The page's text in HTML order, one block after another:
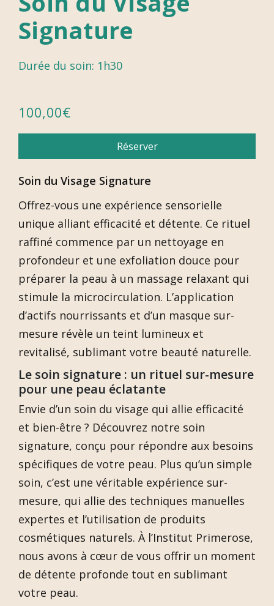
Signature
Durée du soin: 1h30
100,00€
Réserver
Soin du Visage Signature
Offrez-vous une expérience sensorielle
unique alliant efficacité et détente. Ce rituel
raffiné commence par un nettoyage en
profondeur et une exfoliation douce pour
préparer la peau à un massage relaxant qui
stimule la microcirculation. L’application
d’actifs nourrissants et d’un masque sur-
mesure révèle un teint lumineux et
revitalisé, sublimant votre beauté naturelle.
Le soin signature : un rituel sur-mesure
pour une peau éclatante
Envie d’un soin du visage qui allie efficacité
et bien-être ? Découvrez notre soin
signature, conçu pour répondre aux besoins
spécifiques de votre peau. Plus qu’un simple
soin, c’est une véritable expérience sur-
mesure, qui allie des techniques manuelles
expertes et l’utilisation de produits
cosmétiques naturels. À l’Institut Primerose,
nous avons à cœur de vous offrir un moment
de détente profonde tout en sublimant
votre peau.